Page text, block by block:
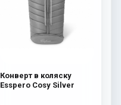
Конверт в коляску
Esspero Cosy Silver